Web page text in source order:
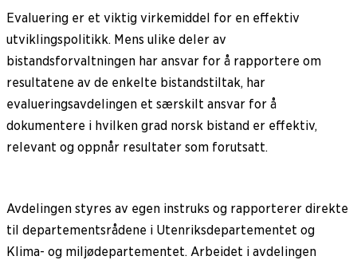
Evaluering er et viktig virkemiddel for en effektiv
utviklingspolitikk. Mens ulike deler av
bistandsforvaltningen har ansvar for å rapportere om
resultatene av de enkelte bistandstiltak, har
evalueringsavdelingen et særskilt ansvar for å
dokumentere i hvilken grad norsk bistand er effektiv,
relevant og oppnår resultater som forutsatt.
Avdelingen styres av egen instruks og rapporterer direkte
til departementsrådene i Utenriksdepartementet og
Klima- og miljødepartementet. Arbeidet i avdelingen